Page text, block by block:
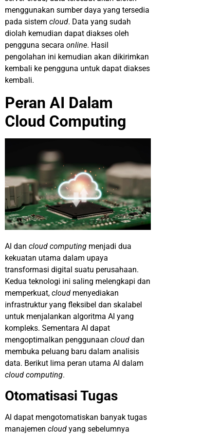
menggunakan sumber daya yang tersedia
pada sistem cloud. Data yang sudah
diolah kemudian dapat diakses oleh
pengguna secara online. Hasil
pengolahan ini kemudian akan dikirimkan
kembali ke pengguna untuk dapat diakses
kembali.
Peran AI Dalam
Cloud Computing
AI dan cloud computing menjadi dua
kekuatan utama dalam upaya
transformasi digital suatu perusahaan.
Kedua teknologi ini saling melengkapi dan
memperkuat, cloud menyediakan
infrastruktur yang fleksibel dan skalabel
untuk menjalankan algoritma AI yang
kompleks. Sementara AI dapat
mengoptimalkan penggunaan cloud dan
membuka peluang baru dalam analisis
data. Berikut lima peran utama AI dalam
cloud computing.
Otomatisasi Tugas
AI dapat mengotomatiskan banyak tugas
manajemen cloud yang sebelumnya